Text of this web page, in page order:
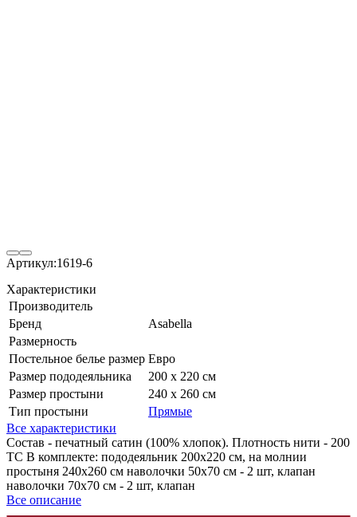
Артикул:1619-6
Характеристики
Производитель
Бренд
Asabella
Размерность
Постельное белье размер Евро
Размер пододеяльника
200 х 220 см
Размер простыни
240 х 260 см
Тип простыни
Прямые
Все характеристики
Состав - печатный сатин (100% хлопок). Плотность нити - 200
ТС В комплекте: пододеяльник 200х220 см, на молнии
простыня 240х260 см наволочки 50х70 см - 2 шт, клапан
наволочки 70х70 см - 2 шт, клапан
Все описание